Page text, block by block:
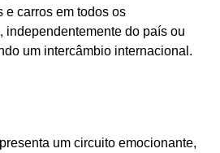
e carros em todos os
independentemente do país ou
um intercâmbio internacional.
um circuito emocionante,